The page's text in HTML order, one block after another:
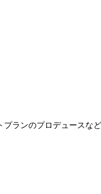
ランのプロデュースなど